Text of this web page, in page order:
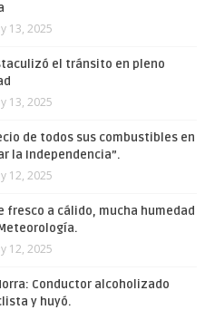
13, 2025
el tránsito en pleno
13, 2025
de todos sus combustibles en
la Independencia”.
12, 2025
fresco a cálido, mucha humedad
12, 2025
Conductor alcoholizado
y huyó.